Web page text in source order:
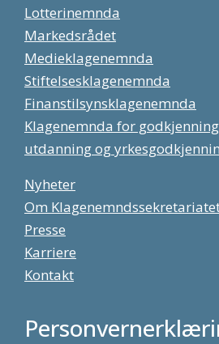
Lotterinemnda
Markedsrådet
Medieklagenemnda
Stiftelsesklagenemnda
Finanstilsynsklagenemnda
Klagenemnda for
utdanning og
Nyheter
Om
Presse
Karriere
Kontakt